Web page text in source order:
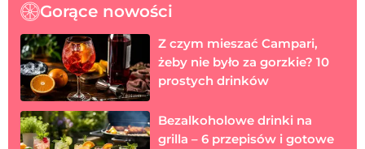
Gorące nowości
Z czym mieszać Campari,
żeby nie było za gorzkie? 10
prostych drinków
Bezalkoholowe drinki na
grilla – 6 przepisów i gotowe